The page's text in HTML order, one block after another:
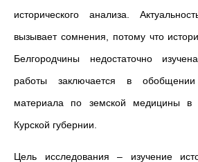
исторического анализа.
вызывает сомнения, потому что
Белгородчины недостаточно
работы заключается в
материала по земской медицины в
Курской губернии.
Цель исследования – изучение